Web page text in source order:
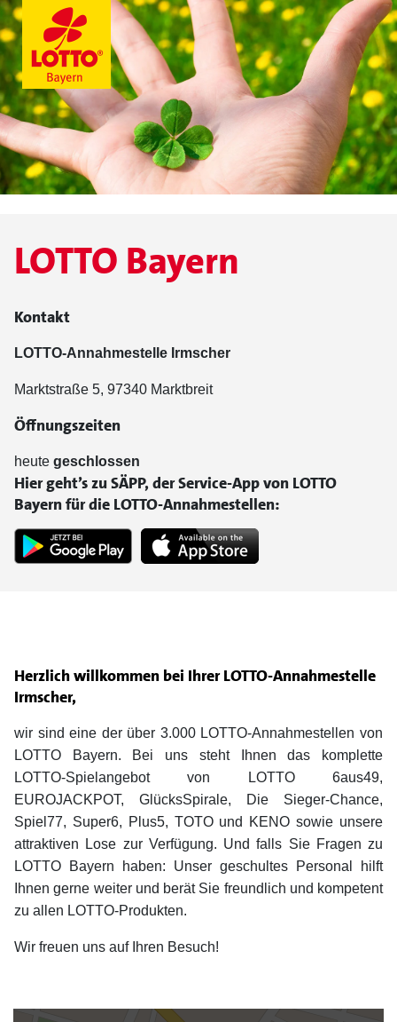
Herzlich willkommen bei Ihrer LOTTO-Annahmestelle
Irmscher,
wir sind eine der über 3.000 LOTTO-Annahmestellen von
LOTTO Bayern. Bei uns steht Ihnen das komplette
LOTTO-Spielangebot von LOTTO 6aus49,
EUROJACKPOT, GlücksSpirale, Die Sieger-Chance,
Spiel77, Super6, Plus5, TOTO und KENO sowie unsere
attraktiven Lose zur Verfügung. Und falls Sie Fragen zu
LOTTO Bayern haben: Unser geschultes Personal hilft
Ihnen gerne weiter und berät Sie freundlich und kompetent
zu allen LOTTO-Produkten.
Wir freuen uns auf Ihren Besuch!
LOTTO Bayern
Kontakt
LOTTO-Annahmestelle Irmscher
Marktstraße 5, 97340 Marktbreit
Öffnungszeiten
heute geschlossen
Hier geht’s zu SÄPP, der Service-App von LOTTO
Bayern für die LOTTO-Annahmestellen: